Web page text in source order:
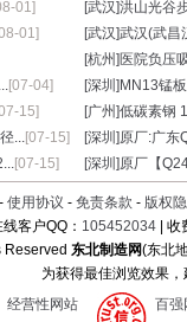
01] [武汉]洪山光谷
01] [武汉]武汉(武昌
[杭州] 医院负压
[07-04] [深圳] MN13锰
15] [广州]低碳素钢
...[07-15] [深圳]原厂:广东
[07-15] [深圳]原厂【
- 使用协议 - 免责条款 - 版权
客户QQ： 105452034 |
Reserved东北制造网(东北
为获得最佳浏览效果
经营性网站
百强